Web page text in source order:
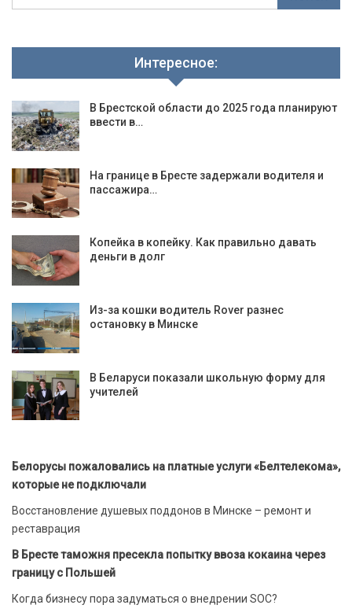
Интересное:
В Брестской области до 2025 года планируют
ввести в…
На границе в Бресте задержали водителя и
пассажира…
Копейка в копейку. Как правильно давать
деньги в долг
Из-за кошки водитель Rover разнес
остановку в Минске
В Беларуси показали школьную форму для
учителей
Белорусы пожаловались на платные услуги «Белтелекома»,
которые не подключали
Восстановление душевых поддонов в Минске – ремонт и
реставрация
В Бресте таможня пресекла попытку ввоза кокаина через
границу с Польшей
Когда бизнесу пора задуматься о внедрении SOC?